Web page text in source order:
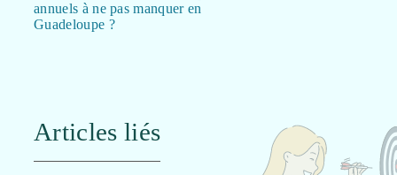
annuels à ne pas manquer en
Guadeloupe ?
Articles liés